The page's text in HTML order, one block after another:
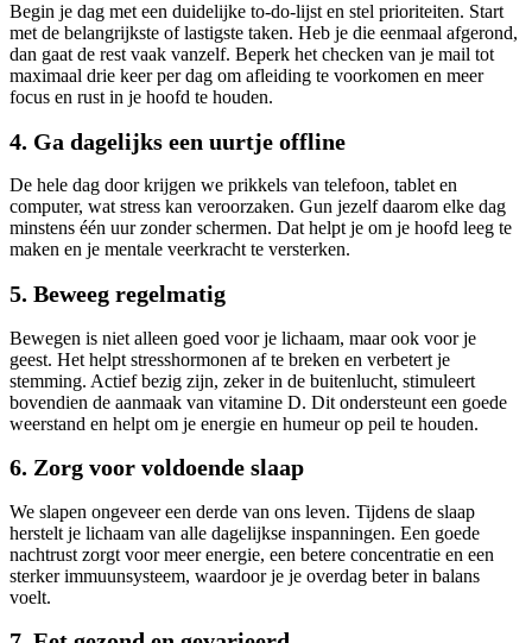
Begin je dag met een duidelijke to-do-lijst en stel prioriteiten. Start
met de belangrijkste of lastigste taken. Heb je die eenmaal afgerond,
dan gaat de rest vaak vanzelf. Beperk het checken van je mail tot
maximaal drie keer per dag om afleiding te voorkomen en meer
focus en rust in je hoofd te houden.
4. Ga dagelijks een uurtje offline
De hele dag door krijgen we prikkels van telefoon, tablet en
computer, wat stress kan veroorzaken. Gun jezelf daarom elke dag
minstens één uur zonder schermen. Dat helpt je om je hoofd leeg te
maken en je mentale veerkracht te versterken.
5. Beweeg regelmatig
Bewegen is niet alleen goed voor je lichaam, maar ook voor je
geest. Het helpt stresshormonen af te breken en verbetert je
stemming. Actief bezig zijn, zeker in de buitenlucht, stimuleert
bovendien de aanmaak van vitamine D. Dit ondersteunt een goede
weerstand en helpt om je energie en humeur op peil te houden.
6. Zorg voor voldoende slaap
We slapen ongeveer een derde van ons leven. Tijdens de slaap
herstelt je lichaam van alle dagelijkse inspanningen. Een goede
nachtrust zorgt voor meer energie, een betere concentratie en een
sterker immuunsysteem, waardoor je je overdag beter in balans
voelt.